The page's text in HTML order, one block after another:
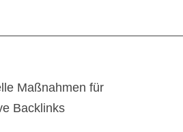
Maßnahmen für
Backlinks